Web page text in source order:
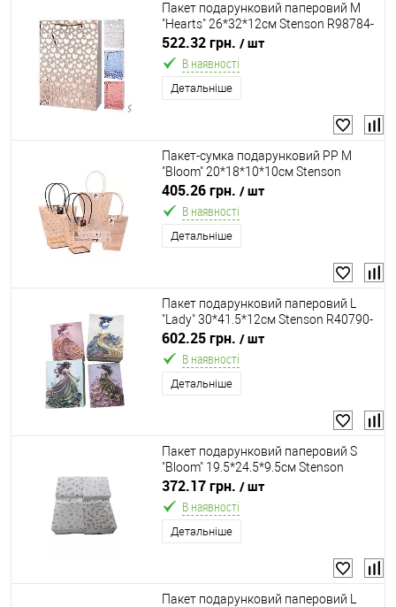
Пакет подарунковий паперовий M
"Hearts" 26*32*12см Stenson R98784-
M
522.32 грн. / шт
В наявності
Детальніше
Пакет-сумка подарунковий PP M
"Bloom" 20*18*10*10см Stenson
R42319-M
405.26 грн. / шт
В наявності
Детальніше
Пакет подарунковий паперовий L
"Lady" 30*41.5*12см Stenson R40790-
L
602.25 грн. / шт
В наявності
Детальніше
Пакет подарунковий паперовий S
"Bloom" 19.5*24.5*9.5cм Stenson
R40885-S
372.17 грн. / шт
В наявності
Детальніше
Пакет подарунковий паперовий L